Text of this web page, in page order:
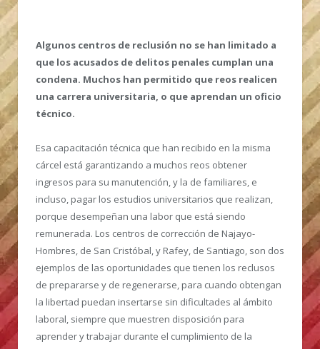
Algunos centros de reclusión no se han limitado a
que los acusados de delitos penales cumplan una
condena. Muchos han permitido que reos realicen
una carrera universitaria, o que aprendan un oficio
técnico.
Esa capacitación técnica que han recibido en la misma
cárcel está garantizando a muchos reos obtener
ingresos para su manutención, y la de familiares, e
incluso, pagar los estudios universitarios que realizan,
porque desempeñan una labor que está siendo
remunerada. Los centros de corrección de Najayo-
Hombres, de San Cristóbal, y Rafey, de Santiago, son dos
ejemplos de las oportunidades que tienen los reclusos
de prepararse y de regenerarse, para cuando obtengan
la libertad puedan insertarse sin dificultades al ámbito
laboral, siempre que muestren disposición para
aprender y trabajar durante el cumplimiento de la